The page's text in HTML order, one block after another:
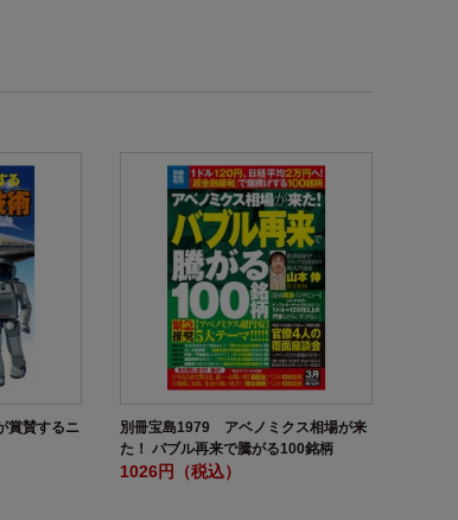
賞賛するニ
別冊宝島1979 アベノミクス相場が来
た！ バブル再来で騰がる100銘柄
1026円（税込）